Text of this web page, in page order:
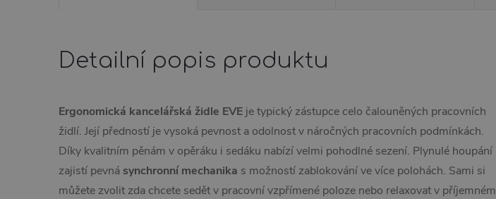
Detailní popis produktu
Ergonomická kancelářská židle EVE je typický zástupce celo čalouněných pracovních
židlí. Její předností je vysoká pevnost a odolnost v náročných pracovních podmínkách.
Díky kvalitním pěnám v opěráku i sedáku nabízí velmi pohodlné sezení. Plynulé houpání
zajistí pevná synchronní mechanika s možností zablokování ve více polohách. Sami si
můžete zvolit zda chcete sedět v pracovní vzpřímené poloze nebo relaxovat v příjemném